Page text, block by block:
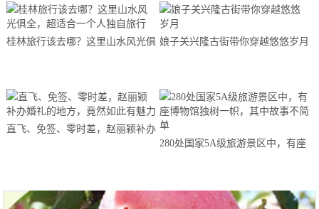
桂林旅行该去哪？这里山水风光俱 娘子关兴隆古街带你穿越悠悠岁月
直飞、免签、零时差，赵丽颖补办
280处国家5A级旅游景区中，有座